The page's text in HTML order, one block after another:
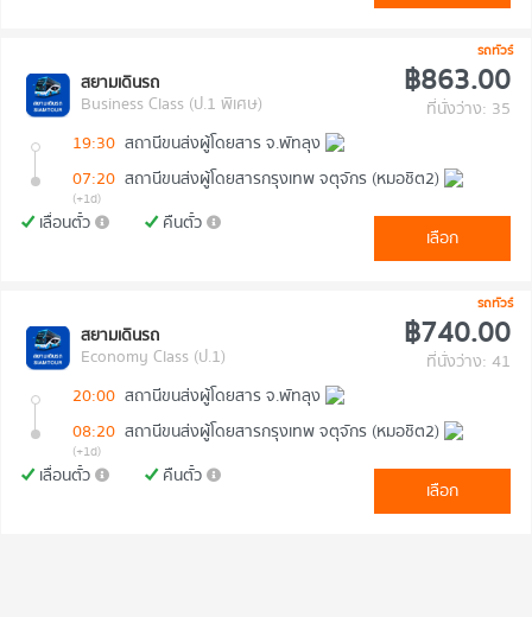
รถทัวร์
สยามเดินรถ
Business Class (ป.1 พิเศษ)
฿863.00
ที่นั่งว่าง: 35
19:30 สถานีขนส่งผู้โดยสาร จ.พัทลุง
07:20 สถานีขนส่งผู้โดยสารกรุงเทพ จตุจักร (หมอชิต2)
(+1d)
เลื่อนตั๋ว คืนตั๋ว
เลือก
รถทัวร์
สยามเดินรถ
Economy Class (ป.1)
฿740.00
ที่นั่งว่าง: 41
20:00 สถานีขนส่งผู้โดยสาร จ.พัทลุง
08:20 สถานีขนส่งผู้โดยสารกรุงเทพ จตุจักร (หมอชิต2)
(+1d)
เลื่อนตั๋ว คืนตั๋ว
เลือก